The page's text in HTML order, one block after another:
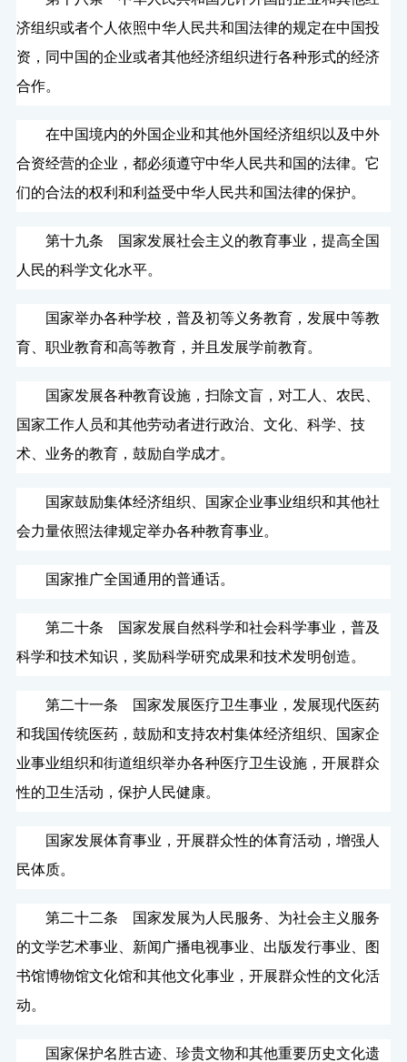
济组织或者个人依照中华人民共和国法律的规定在中国投
资，同中国的企业或者其他经济组织进行各种形式的经济
合作。
在中国境内的外国企业和其他外国经济组织以及中外
合资经营的企业，都必须遵守中华人民共和国的法律。它
们的合法的权利和利益受中华人民共和国法律的保护。
第十九条 国家发展社会主义的教育事业，提高全国
人民的科学文化水平。
国家举办各种学校，普及初等义务教育，发展中等教
育、职业教育和高等教育，并且发展学前教育。
国家发展各种教育设施，扫除文盲，对工人、农民、
国家工作人员和其他劳动者进行政治、文化、科学、技
术、业务的教育，鼓励自学成才。
国家鼓励集体经济组织、国家企业事业组织和其他社
会力量依照法律规定举办各种教育事业。
国家推广全国通用的普通话。
第二十条 国家发展自然科学和社会科学事业，普及
科学和技术知识，奖励科学研究成果和技术发明创造。
第二十一条 国家发展医疗卫生事业，发展现代医药
和我国传统医药，鼓励和支持农村集体经济组织、国家企
业事业组织和街道组织举办各种医疗卫生设施，开展群众
性的卫生活动，保护人民健康。
国家发展体育事业，开展群众性的体育活动，增强人
民体质。
第二十二条 国家发展为人民服务、为社会主义服务
的文学艺术事业、新闻广播电视事业、出版发行事业、图
书馆博物馆文化馆和其他文化事业，开展群众性的文化活
动。
国家保护名胜古迹、珍贵文物和其他重要历史文化遗